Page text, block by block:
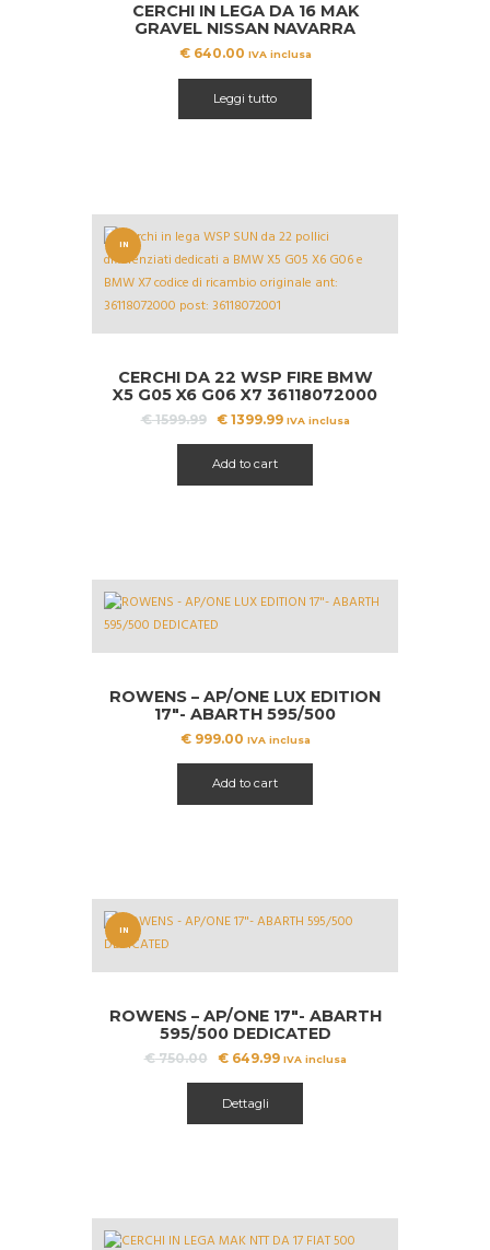
CERCHI IN LEGA DA 16 MAK
GRAVEL NISSAN NAVARRA
€640.00 IVA inclusa
Leggi tutto
IN
OFFERT
A!
CERCHI DA 22 WSP FIRE BMW
X5 G05 X6 G06 X7 36118072000
€1599.99
Il
era:
€ 1599.99.
€1399.99Il
€ 1399.99.
IVA inclusa
Add to cart
ROWENS – AP/ONE LUX EDITION
17″- ABARTH 595/500
DEDICATED
€999.00 IVA inclusa
Add to cart
IN
ROWENS – AP/ONE 17″- ABARTH
595/500 DEDICATED
€750.00
Il
era:
€ 750.00.
€649.99Il
€ 649.99.
IVA inclusa
Dettagli
ha
opzioni
possono